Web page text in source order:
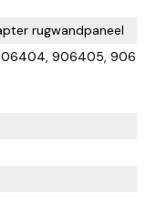
rugwandpaneel
906405,